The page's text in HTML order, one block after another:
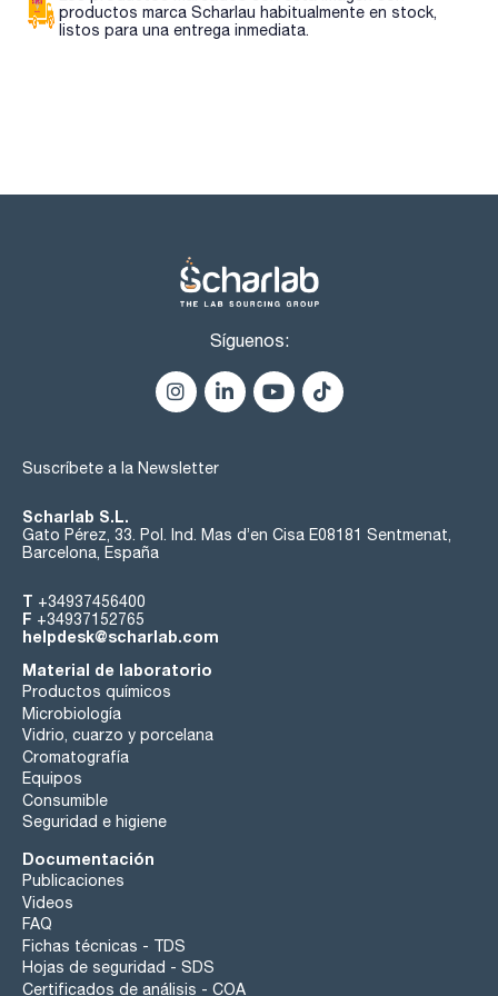
productos marca Scharlau habitualmente en stock,
listos para una entrega inmediata.
Síguenos:
Suscríbete a la Newsletter
Scharlab S.L.
Gato Pérez, 33. Pol. Ind. Mas d’en Cisa E08181 Sentmenat,
Barcelona, España
T +34937456400
F +34937152765
helpdesk@scharlab.com
Material de laboratorio
Productos químicos
Microbiología
Vidrio, cuarzo y porcelana
Cromatografía
Equipos
Consumible
Seguridad e higiene
Documentación
Publicaciones
Videos
FAQ
Fichas técnicas - TDS
Hojas de seguridad - SDS
Certificados de análisis - COA